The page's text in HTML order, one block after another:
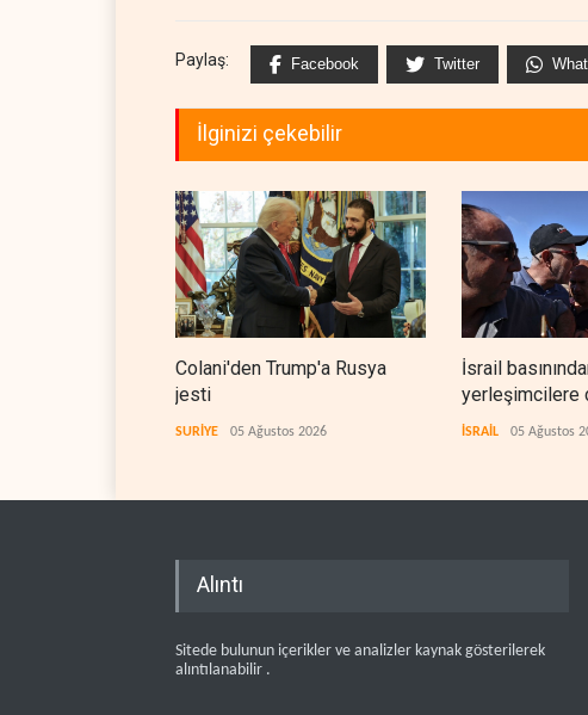
Paylaş: Facebook Twitter
İlginizi çekebilir
Colani'den Trump'a Rusya
jesti
SURİYE 05 Ağustos 2026
İsrail
yerleşimcilere
İSRAİL 05 Ağustos
Alıntı
Sitede bulunun içerikler ve analizler kaynak gösterilerek
alıntılanabilir .